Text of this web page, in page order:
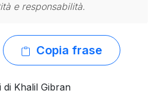
e responsabilità.
Copia frase
di Khalil Gibran